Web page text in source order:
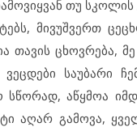
თუ
მივუშვერთ
თავის ცხოვრება,
ვეცდები საუბარი
აწყმოა
აღარ გამოვა,